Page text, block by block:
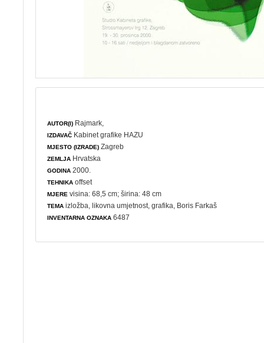
AUTOR(I) Rajmark,
IZDAVAČ Kabinet grafike HAZU
MJESTO (IZRADE) Zagreb
ZEMLJA Hrvatska
GODINA 2000.
TEHNIKA offset
MJERE visina: 68,5 cm; širina: 48 cm
TEMA izložba ,likovna umjetnost ,grafika , Boris Farkaš
INVENTARNA OZNAKA 6487